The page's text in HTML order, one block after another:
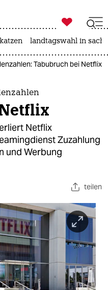

taz zahl ich
katzen landtagswahl in
Tabubruch bei Netflix
Netflix
Zuzahlung
und Werbung
teilen